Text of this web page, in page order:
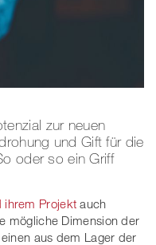
zur neuen
und Gift für die
oder so ein Griff
ihrem Projekt auch
mögliche Dimension der
aus dem Lager der